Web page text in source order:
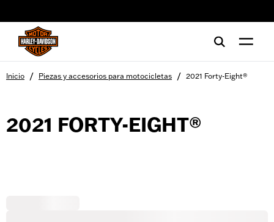
Inicio / Piezas y accesorios para motocicletas / 2021 Forty-Eight®
2021 FORTY-EIGHT®